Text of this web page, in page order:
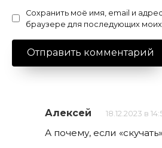
Сохранить моё имя, email и
браузере для последующих
Алексей 18.12.2023 в
А почему, если